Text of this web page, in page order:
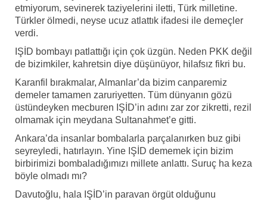
etmiyorum, sevinerek taziyelerini iletti, Türk milletine.
Türkler ölmedi, neyse ucuz atlattık ifadesi ile demeçler
verdi.
IŞİD bombayı patlattığı için çok üzgün. Neden PKK değil
de bizimkiler, kahretsin diye düşünüyor, hilafsız fikri bu.
Karanfil bırakmalar, Almanlar’da bizim canparemiz
demeler tamamen zaruriyetten. Tüm dünyanın gözü
üstündeyken mecburen IŞİD’in adını zar zor zikretti, rezil
olmamak için meydana Sultanahmet’e gitti.
Ankara’da insanlar bombalarla parçalanırken buz gibi
seyreyledi, hatırlayın. Yine IŞİD dememek için bizim
birbirimizi bombaladığımızı millete anlattı. Suruç ha keza
böyle olmadı mı?
Davutoğlu, hala IŞİD’in paravan örgüt olduğunu